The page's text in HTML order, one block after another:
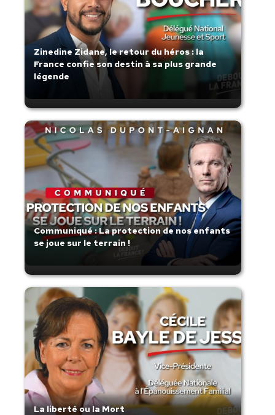
Zinedine Zidane, le retour du héros : la
France confie son destin à sa plus grande
légende
Communiqué : La protection de nos enfants
se joue sur le terrain !
La liberté ou la Mort